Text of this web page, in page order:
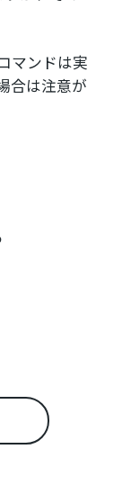
マンドは実
合は注意が